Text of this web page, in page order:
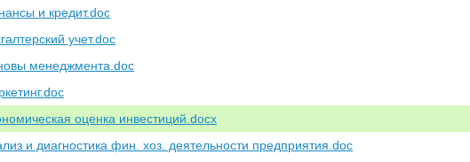
и кредит.doc
учет.doc
менеджмента.doc
оценка инвестиций.docx
и диагностика фин. хоз. деятельности предприятия.doc